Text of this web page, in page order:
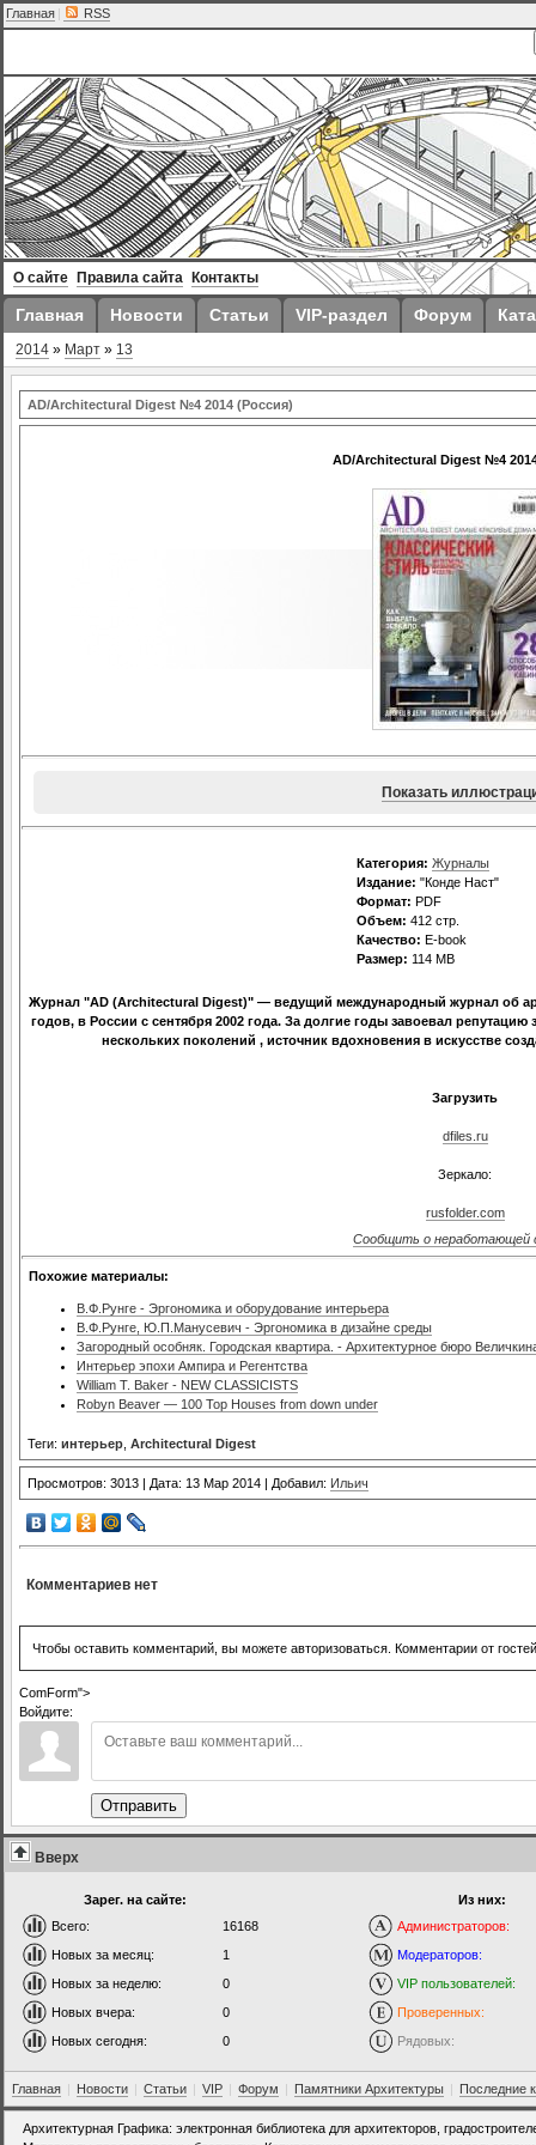
Главная | RSS
О сайте Правила сайта Контакты
Главная Новости Статьи VIP-раздел Форум
2014 » Март » 13
AD/Architecturаl Digest №4 2014 (Россия)
AD/Architecturаl Digest №4
Показать
Категория: Журналы
Издание: "Конде Наст"
Формат: PDF
Объем: 412 стр.
Качество: E-book
Размер: 114 MB
Журнал "AD (Architectural Digest)" — ведущий международный журнал об
годов, в России с сентября 2002 года. За долгие годы завоевал
нескольких поколений , источник вдохновения в искусстве
Загрузить
dfiles.ru
Зеркало:
rusfolder.com
Сообщить о неработающей
Похожие материалы:
В.Ф.Рунге - Эргономика и оборудование интерьера
В.Ф.Рунге, Ю.П.Манусевич - Эргономика в дизайне среды
Загородный особняк. Городская квартира. - Архитектурное бюро
Интерьер эпохи Ампира и Регентства
William T. Baker - NEW CLASSICISTS
Robyn Beaver — 100 Top Houses from down under
Теги: интерьер Architectural Digest
Просмотров: 3013 | Дата: 13 Мар 2014 | Добавил: Ильич
Комментариев нет
Чтобы оставить комментарий, вы можете авторизоваться. Комментарии от
ComForm">
Войдите:
Отправить
Вверх
Зарег. на сайте:
Всего:
16168
Новых за месяц:
1
Новых за неделю:
0
Новых вчера:
0
Новых сегодня:
0
Из них:
Администраторов:
Модераторов:
VIP пользователей:
Проверенных:
Рядовых:
Главная | Новости | Статьи | VIP | Форум | Памятники Архитектуры | Последние
Архитектурная Графика: электронная библиотека для архитекторов,